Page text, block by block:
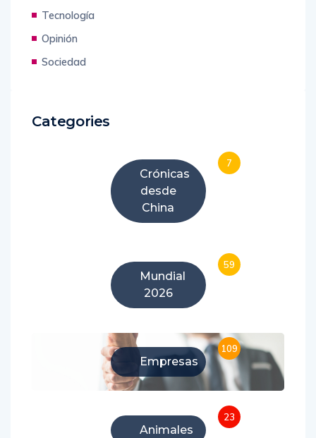
Tecnología
Opinión
Sociedad
Categories
Crónicas
desde
China
7
Mundial
2026
59
Empresas
109
Animales
23